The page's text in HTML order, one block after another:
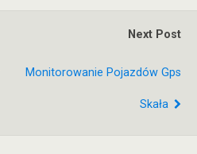
Next Post
Monitorowanie Pojazdów Gps
Skała